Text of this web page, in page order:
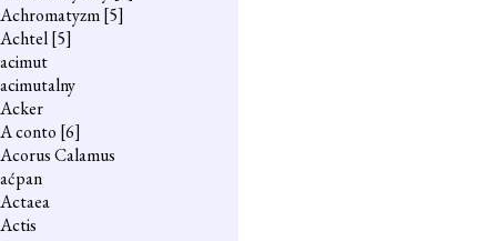
Achromatyzm[5]
Achtel[5]
acimut
acimutalny
Acker
A conto [6]
Acorus Calamus
aćpan
Actaea
Actis